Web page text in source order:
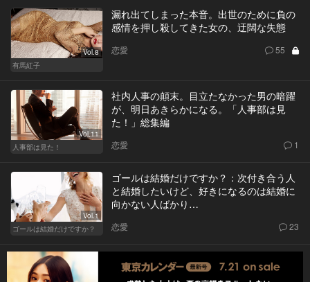
Vol.8
有馬紅子
漏れ出てしまった本音。出世のために負の
感情を押し殺してきた女の、迂闊な失態
恋愛 55
Vol.11
人事部は見た！
社内人事の顛末。目立たなかった男の暗躍
が、明日あきらかになる。「人事部は見
た！」総集編
恋愛 1
Vol.1
ゴールは結婚だけですか？
ゴールは結婚だけですか？：次付き合う人
と結婚したいけど、好きになるのは結婚に
向かない人ばかり…
恋愛 23